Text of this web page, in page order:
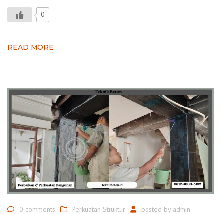
0
READ MORE
0 comments Perkuatan Struktur posted by admin